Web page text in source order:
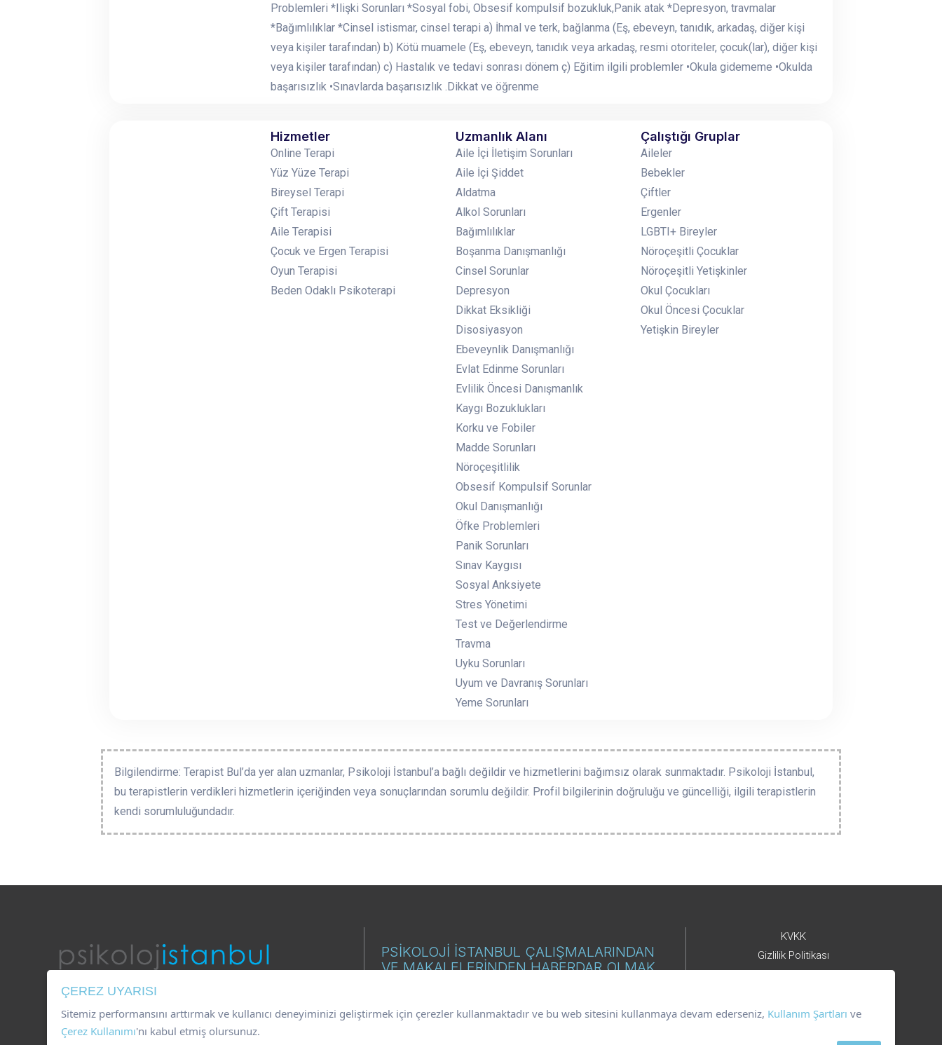
Problemleri *Ilişki Sorunları *Sosyal fobi, Obsesif kompulsif bozukluk,Panik atak *Depresyon, travmalar
*Bağımlılıklar *Cinsel istismar, cinsel terapi a) İhmal ve terk, bağlanma (Eş, ebeveyn, tanıdık, arkadaş, diğer kişi
veya kişiler tarafından) b) Kötü muamele (Eş, ebeveyn, tanıdık veya arkadaş, resmi otoriteler, çocuk(lar), diğer kişi
veya kişiler tarafından) c) Hastalık ve tedavi sonrası dönem ç) Eğitim ilgili problemler •Okula gidememe •Okulda
başarısızlık •Sınavlarda başarısızlık .Dikkat ve öğrenme
Hizmetler
Online Terapi
Yüz Yüze Terapi
Bireysel Terapi
Çift Terapisi
Aile Terapisi
Çocuk ve Ergen Terapisi
Oyun Terapisi
Beden Odaklı Psikoterapi
Uzmanlık Alanı
Aile İçi İletişim Sorunları
Aile İçi Şiddet
Aldatma
Alkol Sorunları
Bağımlılıklar
Boşanma Danışmanlığı
Cinsel Sorunlar
Depresyon
Dikkat Eksikliği
Disosiyasyon
Ebeveynlik Danışmanlığı
Evlat Edinme Sorunları
Evlilik Öncesi Danışmanlık
Kaygı Bozuklukları
Korku ve Fobiler
Madde Sorunları
Nöroçeşitlilik
Obsesif Kompulsif Sorunlar
Okul Danışmanlığı
Öfke Problemleri
Panik Sorunları
Sınav Kaygısı
Sosyal Anksiyete
Stres Yönetimi
Test ve Değerlendirme
Travma
Uyku Sorunları
Uyum ve Davranış Sorunları
Yeme Sorunları
Çalıştığı Gruplar
Aileler
Bebekler
Çiftler
Ergenler
LGBTI+ Bireyler
Nöroçeşitli Çocuklar
Nöroçeşitli Yetişkinler
Okul Çocukları
Okul Öncesi Çocuklar
Yetişkin Bireyler
Bilgilendirme: Terapist Bul’da yer alan uzmanlar, Psikoloji İstanbul’a bağlı değildir ve hizmetlerini bağımsız olarak sunmaktadır. Psikoloji İstanbul,
bu terapistlerin verdikleri hizmetlerin içeriğinden veya sonuçlarından sorumlu değildir. Profil bilgilerinin doğruluğu ve güncelliği, ilgili terapistlerin
kendi sorumluluğundadır.
0546 777 18 99
bilgi@psikolojistanbul.com
PSİKOLOJİ İSTANBUL ÇALIŞMALARINDAN
VE MAKALELERİNDEN HABERDAR OLMAK
E-Posta GÖNDER
KVKK
Gizlilik Politikası
Çerez Kullanımı
ÇEREZ UYARISI
Sitemiz performansını arttırmak ve kullanıcı deneyiminizi geliştirmek için çerezler kullanmaktadır ve bu web sitesini kullanmaya devam ederseniz, Kullanım Şartları ve
Çerez Kullanımı'nı kabul etmiş olursunuz.